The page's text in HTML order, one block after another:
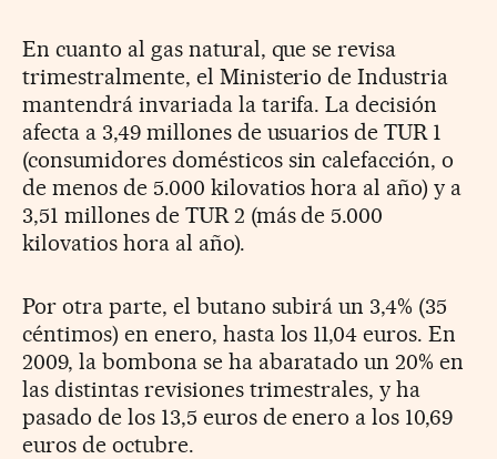
En cuanto al gas natural, que se revisa
trimestralmente, el Ministerio de Industria
mantendrá invariada la tarifa. La decisión
afecta a 3,49 millones de usuarios de TUR 1
(consumidores domésticos sin calefacción, o
de menos de 5.000 kilovatios hora al año) y a
3,51 millones de TUR 2 (más de 5.000
kilovatios hora al año).
Por otra parte, el butano subirá un 3,4% (35
céntimos) en enero, hasta los 11,04 euros. En
2009, la bombona se ha abaratado un 20% en
las distintas revisiones trimestrales, y ha
pasado de los 13,5 euros de enero a los 10,69
euros de octubre.